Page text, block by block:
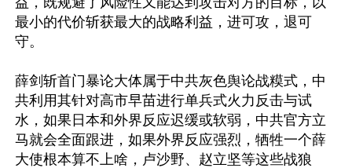
最小的代价斩获最大的战略利益，进可攻，退可
守。
薛剑斩首门暴论大体属于中共灰色舆论战糢式，中
共利用其针对高市早苗进行单兵式火力反击与试
水，如果日本和外界反应迟缓或软弱，中共官方立
马就会全面跟进，如果外界反应强烈，牺牲一个薛
大使根本算不上啥，卢沙野、赵立坚等这些战狼